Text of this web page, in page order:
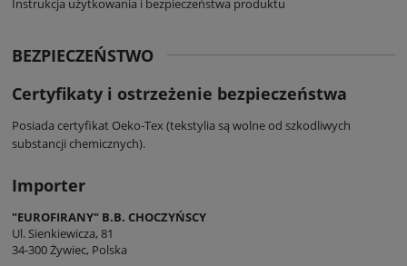
Instrukcja użytkowania i bezpieczeństwa produktu
BEZPIECZEŃSTWO
Certyfikaty i ostrzeżenie bezpieczeństwa
Posiada certyfikat Oeko-Tex (tekstylia są wolne od szkodliwych
substancji chemicznych).
Importer
"EUROFIRANY" B.B. CHOCZYŃSCY
Ul. Sienkiewicza, 81
34-300 Żywiec, Polska